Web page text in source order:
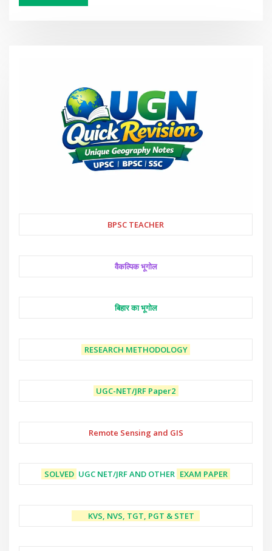
BPSC TEACHER
वैकल्पिक भूगोल
बिहार का भूगोल
RESEARCH METHODOLOGY
UGC-NET/JRF Paper2
Remote Sensing and GIS
SOLVED UGC NET/JRF AND OTHER EXAM PAPER
KVS, NVS, TGT, PGT & STET